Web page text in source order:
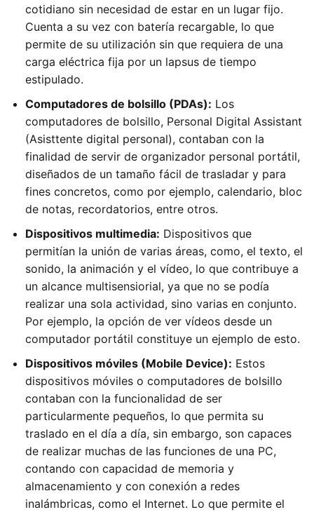
cotidiano sin necesidad de estar en un lugar fijo.
Cuenta a su vez con batería recargable, lo que
permite de su utilización sin que requiera de una
carga eléctrica fija por un lapsus de tiempo
estipulado.
Computadores de bolsillo (PDAs): Los
computadores de bolsillo, Personal Digital Assistant
(Asisttente digital personal), contaban con la
finalidad de servir de organizador personal portátil,
diseñados de un tamaño fácil de trasladar y para
fines concretos, como por ejemplo, calendario, bloc
de notas, recordatorios, entre otros.
Dispositivos multimedia: Dispositivos que
permitían la unión de varias áreas, como, el texto, el
sonido, la animación y el vídeo, lo que contribuye a
un alcance multisensiorial, ya que no se podía
realizar una sola actividad, sino varias en conjunto.
Por ejemplo, la opción de ver vídeos desde un
computador portátil constituye un ejemplo de esto.
Dispositivos móviles (Mobile Device): Estos
dispositivos móviles o computadores de bolsillo
contaban con la funcionalidad de ser
particularmente pequeños, lo que permita su
traslado en el día a día, sin embargo, son capaces
de realizar muchas de las funciones de una PC,
contando con capacidad de memoria y
almacenamiento y con conexión a redes
inalámbricas, como el Internet. Lo que permite el